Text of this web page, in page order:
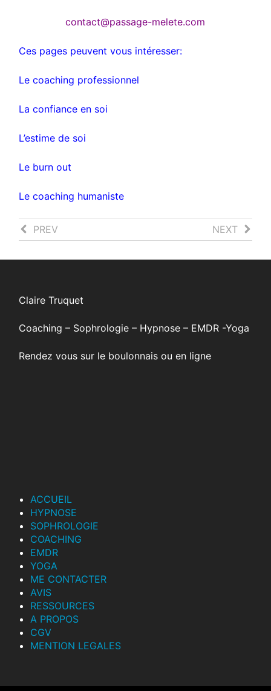
contact@passage-melete.com
Ces pages peuvent vous intéresser:
Le coaching professionnel
La confiance en soi
L’estime de soi
Le burn out
Le coaching humaniste
La
méthode
6
PREV
Un
objectif,
quoi
NEXT
Claire Truquet
Coaching – Sophrologie – Hypnose – EMDR -Yoga
Rendez vous sur le boulonnais ou en ligne
ACCUEIL
HYPNOSE
SOPHROLOGIE
COACHING
EMDR
YOGA
ME CONTACTER
AVIS
RESSOURCES
A PROPOS
CGV
MENTION LEGALES